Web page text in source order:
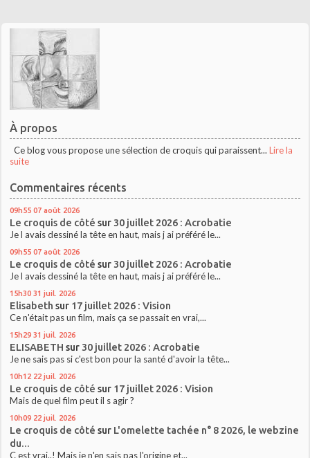
À propos
Ce blog vous propose une sélection de croquis qui paraissent... Lire la
suite
Commentaires récents
09h55 07 août 2026
Le croquis de côté sur 30 juillet 2026 : Acrobatie
Je l avais dessiné la tête en haut, mais j ai préféré le...
09h55 07 août 2026
Le croquis de côté sur 30 juillet 2026 : Acrobatie
Je l avais dessiné la tête en haut, mais j ai préféré le...
15h30 31 juil. 2026
Elisabeth sur 17 juillet 2026 : Vision
Ce n'était pas un film, mais ça se passait en vrai,...
15h29 31 juil. 2026
ELISABETH sur 30 juillet 2026 : Acrobatie
Je ne sais pas si c'est bon pour la santé d'avoir la tête...
10h12 22 juil. 2026
Le croquis de côté sur 17 juillet 2026 : Vision
Mais de quel film peut il s agir ?
10h09 22 juil. 2026
Le croquis de côté sur L'omelette tachée n° 8 2026, le webzine
du...
C est vrai..! Mais je n'en sais pas l'origine et...